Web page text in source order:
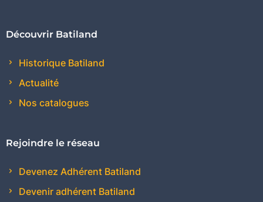
Découvrir Batiland
Historique Batiland
Actualité
Nos catalogues
Rejoindre le réseau
Devenez Adhérent Batiland
Devenir adhérent Batiland